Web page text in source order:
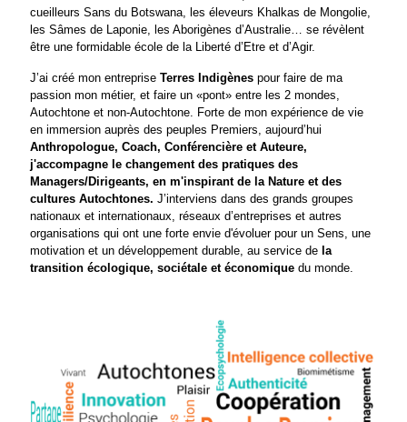
cueilleurs Sans du Botswana, les éleveurs Khalkas de Mongolie,
les Sâmes de Laponie, les Aborigènes d’Australie… se révèlent
être une formidable école de la Liberté d’Etre et d’Agir.
J’ai créé mon entreprise Terres Indigènes pour faire de ma
passion mon métier, et faire un «pont» entre les 2 mondes,
Autochtone et non-Autochtone. Forte de mon expérience de vie
en immersion auprès des peuples Premiers, aujourd’hui
Anthropologue, Coach, Conférencière et Auteure,
j'accompagne le changement des pratiques des
Managers/Dirigeants, en m'inspirant de la Nature et des
cultures Autochtones. J’interviens dans des grands groupes
nationaux et internationaux, réseaux d’entreprises et autres
organisations qui ont une forte envie d'évoluer pour un Sens, une
motivation et un développement durable, au service de la
transition écologique, sociétale et économique du monde.